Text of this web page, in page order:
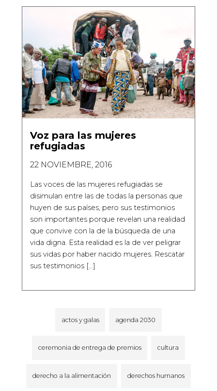
Voz para las mujeres
refugiadas
22 NOVIEMBRE, 2016
Las voces de las mujeres refugiadas se
disimulan entre las de todas la personas que
huyen de sus países, pero sus testimonios
son importantes porque revelan una realidad
que convive con la de la búsqueda de una
vida digna. Esta realidad es la de ver peligrar
sus vidas por haber nacido mujeres. Rescatar
sus testimonios […]
actos y galas agenda 2030
ceremonia de entrega de premios cultura
derecho a la alimentación derechos humanos